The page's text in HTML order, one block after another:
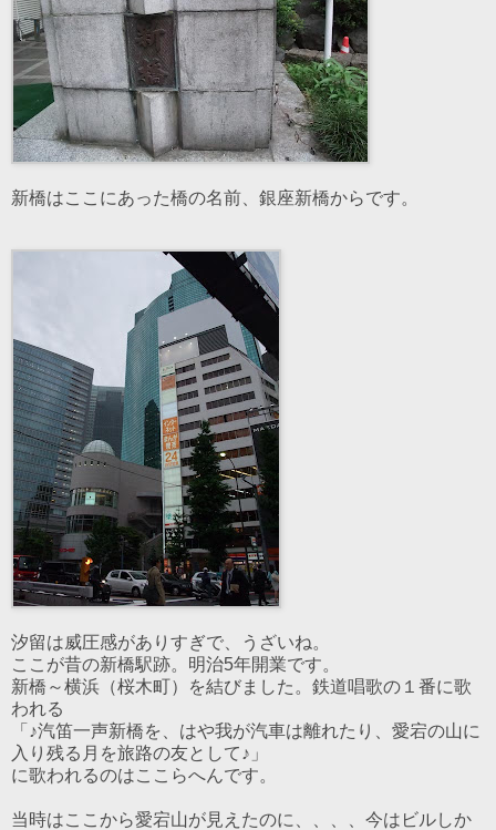
新橋はここにあった橋の名前、銀座新橋からです。
汐留は威圧感がありすぎで、うざいね。
ここが昔の新橋駅跡。明治5年開業です。
新橋～横浜（桜木町）を結びました。鉄道唱歌の１番に歌
われる
「♪汽笛一声新橋を、はや我が汽車は離れたり、愛宕の山に
入り残る月を旅路の友として♪」
に歌われるのはここらへんです。
当時はここから愛宕山が見えたのに、、、、今はビルしか